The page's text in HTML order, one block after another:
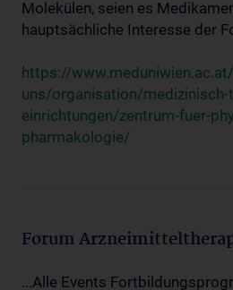
Molekülen, seien es
hauptsächliche Interesse der
https://
uns/organisation/medizinisch-
einrichtungen/zentrum-fuer-
pharmakologie/
Forum
...Alle Events